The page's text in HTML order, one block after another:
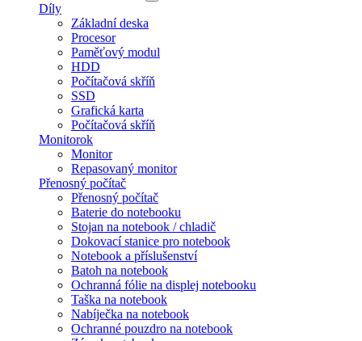
Díly
Základní deska
Procesor
Paměťový modul
HDD
Počítačová skříň
SSD
Grafická karta
Počítačová skříň
Monitorok
Monitor
Repasovaný monitor
Přenosný počítač
Přenosný počítač
Baterie do notebooku
Stojan na notebook / chladič
Dokovací stanice pro notebook
Notebook a příslušenství
Batoh na notebook
Ochranná fólie na displej notebooku
Taška na notebook
Nabíječka na notebook
Ochranné pouzdro na notebook